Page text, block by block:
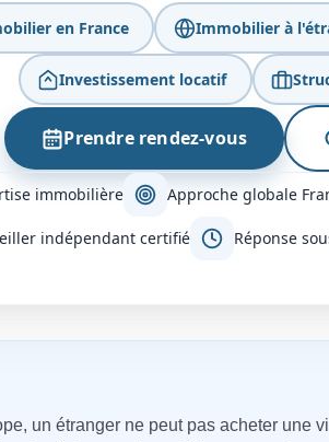
en France Immobilier à
Investissement locatif
Prendre rendez-vous
immobilière Approche globale
indépendant certifié Réponse
un étranger ne peut pas acheter